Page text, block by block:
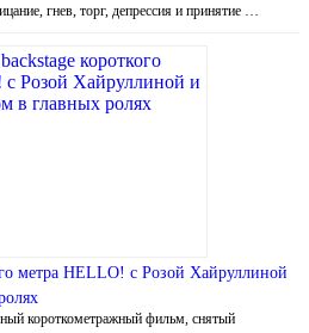
гнев, торг, депрессия и принятие …
метра HELLO! с Розой Хайруллиной
короткометражный фильм, снятый